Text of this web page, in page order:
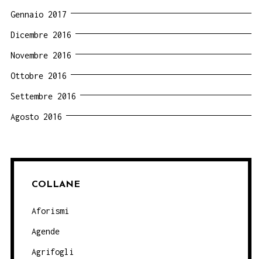
Gennaio 2017
Dicembre 2016
Novembre 2016
Ottobre 2016
Settembre 2016
Agosto 2016
COLLANE
Aforismi
Agende
Agrifogli